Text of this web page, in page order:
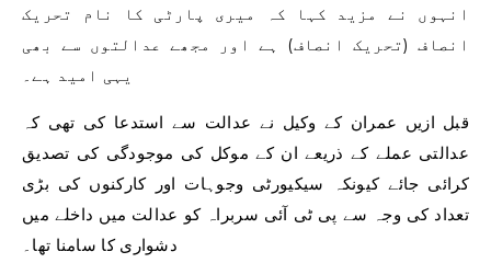
انہوں نے مزید کہا کہ میری پارٹی کا نام تحریک
انصاف (تحریک انصاف) ہے اور مجھے عدالتوں سے بھی
یہی امید ہے۔
قبل ازیں عمران کے وکیل نے عدالت سے استدعا کی تھی کہ
عدالتی عملے کے ذریعے ان کے موکل کی موجودگی کی تصدیق
کرائی جائے کیونکہ سیکیورٹی وجوہات اور کارکنوں کی بڑی
تعداد کی وجہ سے پی ٹی آئی سربراہ کو عدالت میں داخلے میں
دشواری کا سامنا تھا۔